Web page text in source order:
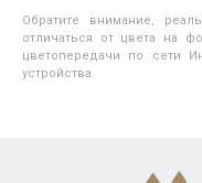
Обратите внимание,
отличаться от цвета на
цветопередачи по сети
устройства.